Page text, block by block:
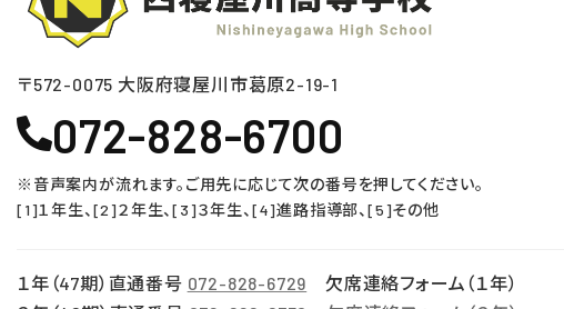
〒572-0075 ⼤阪府寝屋川市葛原2-19-1
072-828-6700
※音声案内が流れます。ご用先に応じて次の番号を押してください。
[1]１年生、[2]２年生、[3]３年生、[4]進路指導部、[5]その他
１年（47期）直通番号 072-828-6729 欠席連絡フォーム（１年）